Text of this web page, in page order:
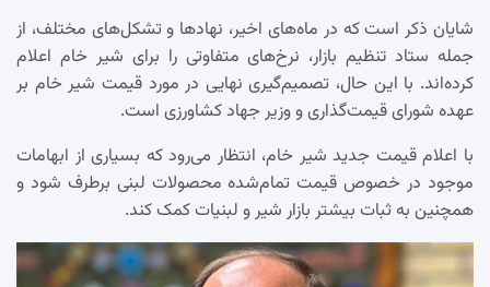
شایان ذکر است که در ماه‌های اخیر، نهادها و تشکل‌های مختلف، از
جمله ستاد تنظیم بازار، نرخ‌های متفاوتی را برای شیر خام اعلام
کرده‌اند. با این حال، تصمیم‌گیری نهایی در مورد قیمت شیر خام بر
عهده شورای قیمت‌گذاری و وزیر جهاد کشاورزی است.
با اعلام قیمت جدید شیر خام، انتظار می‌رود که بسیاری از ابهامات
موجود در خصوص قیمت تمام‌شده محصولات لبنی برطرف شود و
همچنین به ثبات بیشتر بازار شیر و لبنیات کمک کند.